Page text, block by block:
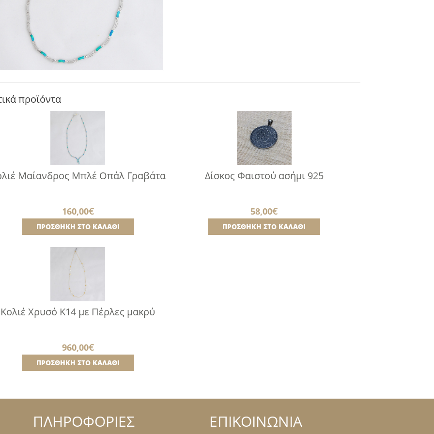
προϊόντα
Μαίανδρος Μπλέ Οπάλ Γραβάτα
160,00€
ΠΡΟΣΘΉΚΗ ΣΤΟ ΚΑΛΆΘΙ
Δίσκος Φαιστού ασήμι 925
58,00€
ΠΡΟΣΘΉΚΗ ΣΤΟ ΚΑΛΆΘΙ
Κολιέ Χρυσό K14 με Πέρλες μακρύ
960,00€
ΠΡΟΣΘΉΚΗ ΣΤΟ ΚΑΛΆΘΙ
ΠΛΗΡΟΦΟΡΙΕΣ ΕΠΙΚΟΙΝΩΝΙΑ